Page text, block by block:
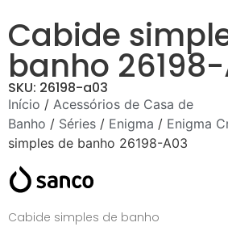
Cabide
banho
SKU: 26198-a03
Início / Acessórios de Casa de
Banho / Séries / Enigma / Enigma
simples de banho 26198-A03
Cabide simples de banho